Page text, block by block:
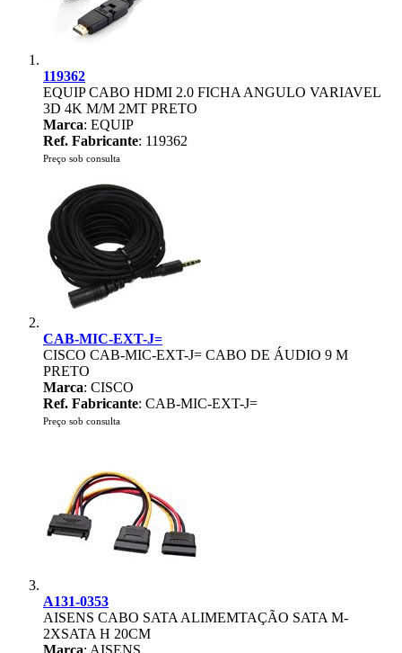
119362
EQUIP CABO HDMI 2.0 FICHA ANGULO VARIAVEL
3D 4K M/M 2MT PRETO
Marca: EQUIP
Ref. Fabricante: 119362
Preço sob consulta
CAB-MIC-EXT-J=
CISCO CAB-MIC-EXT-J= CABO DE ÁUDIO 9 M
PRETO
Marca: CISCO
Ref. Fabricante: CAB-MIC-EXT-J=
Preço sob consulta
A131-0353
AISENS CABO SATA ALIMEMTAÇÃO SATA M-
2XSATA H 20CM
Marca: AISENS